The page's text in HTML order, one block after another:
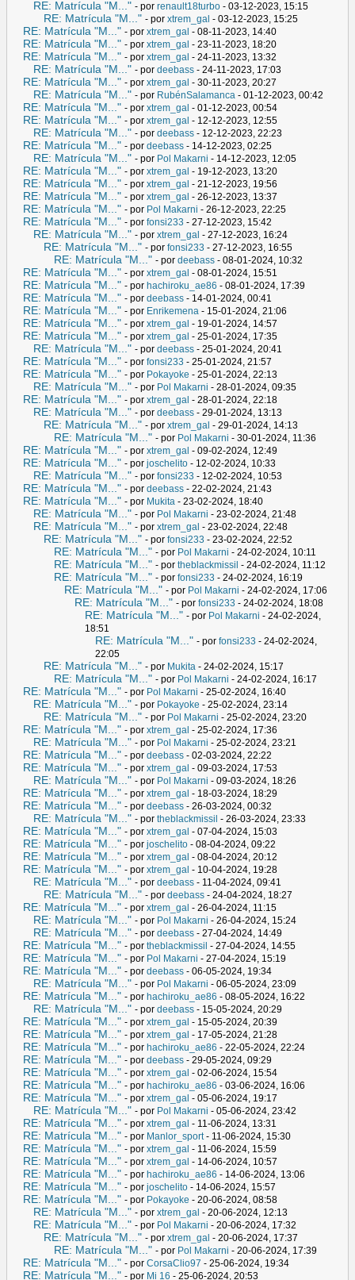
RE: Matrícula "M..." - por renault18turbo - 03-12-2023, 15:15
RE: Matrícula "M..." - por xtrem_gal - 03-12-2023, 15:25
RE: Matrícula "M..." - por xtrem_gal - 08-11-2023, 14:40
RE: Matrícula "M..." - por xtrem_gal - 23-11-2023, 18:20
RE: Matrícula "M..." - por xtrem_gal - 24-11-2023, 13:32
RE: Matrícula "M..." - por deebass - 24-11-2023, 17:03
RE: Matrícula "M..." - por xtrem_gal - 30-11-2023, 20:27
RE: Matrícula "M..." - por RubénSalamanca - 01-12-2023, 00:42
RE: Matrícula "M..." - por xtrem_gal - 01-12-2023, 00:54
RE: Matrícula "M..." - por xtrem_gal - 12-12-2023, 12:55
RE: Matrícula "M..." - por deebass - 12-12-2023, 22:23
RE: Matrícula "M..." - por deebass - 14-12-2023, 02:25
RE: Matrícula "M..." - por Pol Makarni - 14-12-2023, 12:05
RE: Matrícula "M..." - por xtrem_gal - 19-12-2023, 13:20
RE: Matrícula "M..." - por xtrem_gal - 21-12-2023, 19:56
RE: Matrícula "M..." - por xtrem_gal - 26-12-2023, 13:37
RE: Matrícula "M..." - por Pol Makarni - 26-12-2023, 22:25
RE: Matrícula "M..." - por fonsi233 - 27-12-2023, 15:42
RE: Matrícula "M..." - por xtrem_gal - 27-12-2023, 16:24
RE: Matrícula "M..." - por fonsi233 - 27-12-2023, 16:55
RE: Matrícula "M..." - por deebass - 08-01-2024, 10:32
RE: Matrícula "M..." - por xtrem_gal - 08-01-2024, 15:51
RE: Matrícula "M..." - por hachiroku_ae86 - 08-01-2024, 17:39
RE: Matrícula "M..." - por deebass - 14-01-2024, 00:41
RE: Matrícula "M..." - por Enrikemena - 15-01-2024, 21:06
RE: Matrícula "M..." - por xtrem_gal - 19-01-2024, 14:57
RE: Matrícula "M..." - por xtrem_gal - 25-01-2024, 17:35
RE: Matrícula "M..." - por deebass - 25-01-2024, 20:41
RE: Matrícula "M..." - por fonsi233 - 25-01-2024, 21:57
RE: Matrícula "M..." - por Pokayoke - 25-01-2024, 22:13
RE: Matrícula "M..." - por Pol Makarni - 28-01-2024, 09:35
RE: Matrícula "M..." - por xtrem_gal - 28-01-2024, 22:18
RE: Matrícula "M..." - por deebass - 29-01-2024, 13:13
RE: Matrícula "M..." - por xtrem_gal - 29-01-2024, 14:13
RE: Matrícula "M..." - por Pol Makarni - 30-01-2024, 11:36
RE: Matrícula "M..." - por xtrem_gal - 09-02-2024, 12:49
RE: Matrícula "M..." - por joschelito - 12-02-2024, 10:33
RE: Matrícula "M..." - por fonsi233 - 12-02-2024, 10:53
RE: Matrícula "M..." - por deebass - 22-02-2024, 21:43
RE: Matrícula "M..." - por Mukita - 23-02-2024, 18:40
RE: Matrícula "M..." - por Pol Makarni - 23-02-2024, 21:48
RE: Matrícula "M..." - por xtrem_gal - 23-02-2024, 22:48
RE: Matrícula "M..." - por fonsi233 - 23-02-2024, 22:52
RE: Matrícula "M..." - por Pol Makarni - 24-02-2024, 10:11
RE: Matrícula "M..." - por theblackmissil - 24-02-2024, 11:12
RE: Matrícula "M..." - por fonsi233 - 24-02-2024, 16:19
RE: Matrícula "M..." - por Pol Makarni - 24-02-2024, 17:06
RE: Matrícula "M..." - por fonsi233 - 24-02-2024, 18:08
RE: Matrícula "M..." - por Pol Makarni - 24-02-2024,
18:51
RE: Matrícula "M..." - por fonsi233 - 24-02-2024,
22:05
RE: Matrícula "M..." - por Mukita - 24-02-2024, 15:17
RE: Matrícula "M..." - por Pol Makarni - 24-02-2024, 16:17
RE: Matrícula "M..." - por Pol Makarni - 25-02-2024, 16:40
RE: Matrícula "M..." - por Pokayoke - 25-02-2024, 23:14
RE: Matrícula "M..." - por Pol Makarni - 25-02-2024, 23:20
RE: Matrícula "M..." - por xtrem_gal - 25-02-2024, 17:36
RE: Matrícula "M..." - por Pol Makarni - 25-02-2024, 23:21
RE: Matrícula "M..." - por deebass - 02-03-2024, 22:22
RE: Matrícula "M..." - por xtrem_gal - 09-03-2024, 17:53
RE: Matrícula "M..." - por Pol Makarni - 09-03-2024, 18:26
RE: Matrícula "M..." - por xtrem_gal - 18-03-2024, 18:29
RE: Matrícula "M..." - por deebass - 26-03-2024, 00:32
RE: Matrícula "M..." - por theblackmissil - 26-03-2024, 23:33
RE: Matrícula "M..." - por xtrem_gal - 07-04-2024, 15:03
RE: Matrícula "M..." - por joschelito - 08-04-2024, 09:22
RE: Matrícula "M..." - por xtrem_gal - 08-04-2024, 20:12
RE: Matrícula "M..." - por xtrem_gal - 10-04-2024, 19:28
RE: Matrícula "M..." - por deebass - 11-04-2024, 09:41
RE: Matrícula "M..." - por deebass - 24-04-2024, 18:27
RE: Matrícula "M..." - por xtrem_gal - 26-04-2024, 11:15
RE: Matrícula "M..." - por Pol Makarni - 26-04-2024, 15:24
RE: Matrícula "M..." - por deebass - 27-04-2024, 14:49
RE: Matrícula "M..." - por theblackmissil - 27-04-2024, 14:55
RE: Matrícula "M..." - por Pol Makarni - 27-04-2024, 15:19
RE: Matrícula "M..." - por deebass - 06-05-2024, 19:34
RE: Matrícula "M..." - por Pol Makarni - 06-05-2024, 23:09
RE: Matrícula "M..." - por hachiroku_ae86 - 08-05-2024, 16:22
RE: Matrícula "M..." - por deebass - 15-05-2024, 20:29
RE: Matrícula "M..." - por xtrem_gal - 15-05-2024, 20:39
RE: Matrícula "M..." - por xtrem_gal - 17-05-2024, 21:28
RE: Matrícula "M..." - por hachiroku_ae86 - 22-05-2024, 22:24
RE: Matrícula "M..." - por deebass - 29-05-2024, 09:29
RE: Matrícula "M..." - por xtrem_gal - 02-06-2024, 15:54
RE: Matrícula "M..." - por hachiroku_ae86 - 03-06-2024, 16:06
RE: Matrícula "M..." - por xtrem_gal - 05-06-2024, 19:17
RE: Matrícula "M..." - por Pol Makarni - 05-06-2024, 23:42
RE: Matrícula "M..." - por xtrem_gal - 11-06-2024, 13:31
RE: Matrícula "M..." - por Manlor_sport- 11-06-2024, 15:30
RE: Matrícula "M..." - por xtrem_gal - 11-06-2024, 15:59
RE: Matrícula "M..." - por xtrem_gal - 14-06-2024, 10:57
RE: Matrícula "M..." - por hachiroku_ae86 - 14-06-2024, 13:06
RE: Matrícula "M..." - por joschelito - 14-06-2024, 15:57
RE: Matrícula "M..." - por Pokayoke - 20-06-2024, 08:58
RE: Matrícula "M..." - por xtrem_gal - 20-06-2024, 12:13
RE: Matrícula "M..." - por Pol Makarni - 20-06-2024, 17:32
RE: Matrícula "M..." - por xtrem_gal - 20-06-2024, 17:37
RE: Matrícula "M..." - por Pol Makarni - 20-06-2024, 17:39
RE: Matrícula "M..." - por CorsaClio97 - 25-06-2024, 19:34
RE: Matrícula "M..." - por Mi 16 - 25-06-2024, 20:53